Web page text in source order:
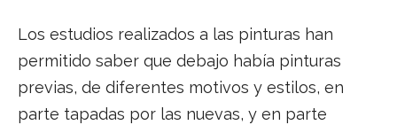
Los estudios realizados a las pinturas han
permitido saber que debajo había pinturas
previas, de diferentes motivos y estilos, en
parte tapadas por las nuevas, y en parte